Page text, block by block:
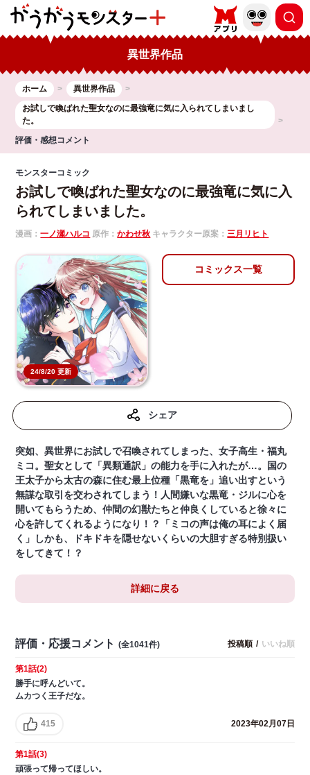
異世界作品
ホーム
異世界作品
お試しで喚ばれた聖女なのに最強竜に気に入られてしまいまし
た。
評価・感想コメント
モンスターコミック
お試しで喚ばれた聖女なのに最強竜に気に入
られてしまいました。
漫画：一ノ瀬ハルコ 原作：かわせ秋 キャラクター原案： 三月リヒト
24/8/20 更新
コミックス一覧
シェア
突如、異世界にお試しで召喚されてしまった、女子高生・福丸
ミコ。聖女として「異類通訳」の能力を手に入れたが…。国の
王太子から太古の森に住む最上位種「黒竜を」追い出すという
無謀な取引を交わされてしまう！人間嫌いな黒竜・ジルに心を
開いてもらうため、仲間の幻獣たちと仲良くしていると徐々に
心を許してくれるようになり！？「ミコの声は俺の耳によく届
く」しかも、ドキドキを隠せないくらいの大胆すぎる特別扱い
をしてきて！？
詳細に戻る
評価・応援コメント (全1041件) 投稿順 / いいね順
第1話(2)
勝手に呼んどいて。
ムカつく王子だな。
415 2023年02月07日
第1話(3)
頑張って帰ってほしい。